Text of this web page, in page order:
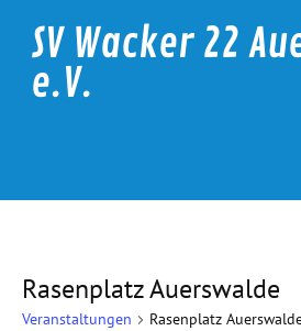
contentSV Wacker 22
e.V.
Rasenplatz Auerswalde
Veranstaltungen Rasenplatz